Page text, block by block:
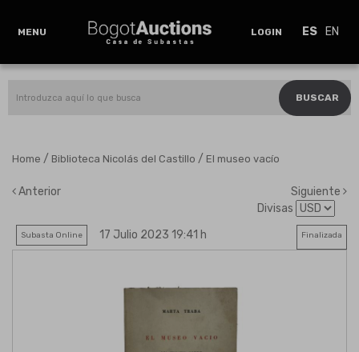
MENU LOGIN ES EN
BUSCAR
Home / Biblioteca Nicolás del Castillo / El museo vacío
Anterior
Siguiente
Divisas
Subasta Online 17 Julio 2023 19:41 h Finalizada